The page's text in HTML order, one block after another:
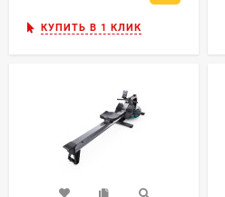
КУПИТЬ В 1 КЛИК